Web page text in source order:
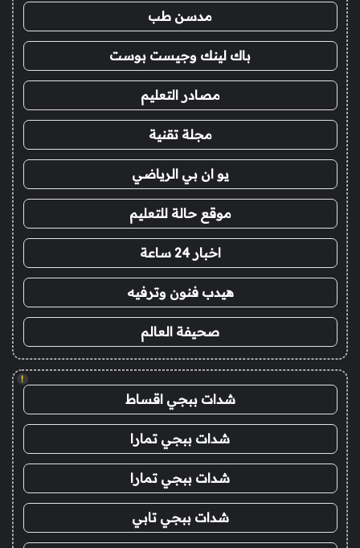
مدسن طب
باك لينك وجيست بوست
مصادر التعليم
مجلة تقنية
يو ان بي الرياضي
موقع حالة للتعليم
اخبار 24 ساعة
هيدب فنون وترفيه
صحيفة العالم
!
شدات ببجي اقساط
شدات ببجي تمارا
شدات ببجي تمارا
شدات ببجي تابي